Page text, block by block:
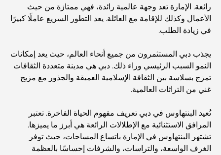
رائعة. الإمارة تعد وجهة عالمية رائدة، فهي ممتازة من حيث
الأعمال وكذلك للإقامة مع العائلة. يعد التطور السريع عاملًا كبيرًا
في زيادة الطلب.
يجذب دبي المستثمرون من جميع أنحاء العالم، حيث يعد إمكانات
النمو السبب الرئيسي وراء ذلك. دبي هي مدينة متعددة الثقافات
تمزج بسلاسة بين الثقافة الإسلامية العميقة والجذور مع مزيج
غني من التراثات العالمية.
تُعيد البنتهاوس في دبي تعريف مفهوم الحياة الفاخرة. تعتبر
المرافق الاستثنائية مع الإطلالات الرائعة هي أبرز ما يميزها.
تشتهر البنتهاوس في الإمارة باتساع المساحات، حيث توفر
الغرف الواسعة، والتراسات، والشرفات إحساسًا بالعظمة